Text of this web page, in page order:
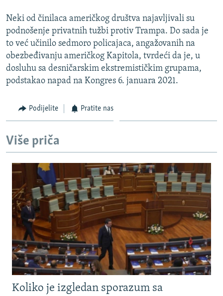
Neki od činilaca američkog društva najavljivali su
podnošenje privatnih tužbi protiv Trampa. Do sada je
to već učinilo sedmoro policajaca, angažovanih na
obezbeđivanju američkog Kapitola, tvrdeći da je, u
dosluhu sa desničarskim ekstremističkim grupama,
podstakao napad na Kongres 6. januara 2021.
Podijelite Pratite nas
Više priča
Koliko je izgledan sporazum sa